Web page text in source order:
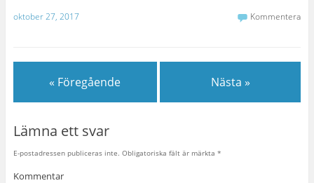
oktober 27, 2017 Kommentera
« Föregående Nästa »
Lämna ett svar
E-postadressen publiceras inte. Obligatoriska fält är märkta *
Kommentar